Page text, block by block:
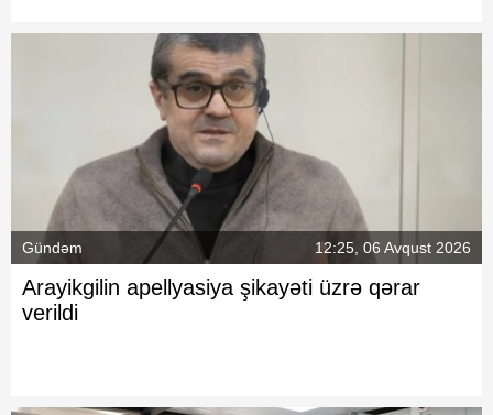
Gündəm 12:25, 06 Avqust 2026
Arayikgilin apellyasiya şikayəti üzrə qərar
verildi